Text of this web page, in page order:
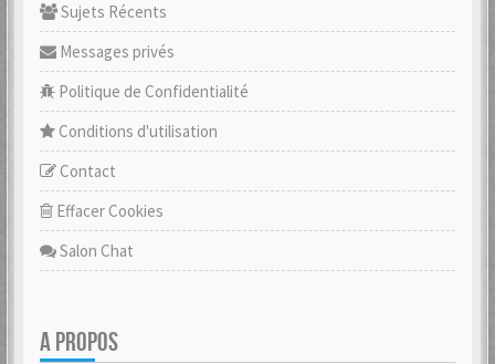
Sujets Récents
Messages privés
Politique de Confidentialité
Conditions d'utilisation
Contact
Effacer Cookies
Salon Chat
A PROPOS